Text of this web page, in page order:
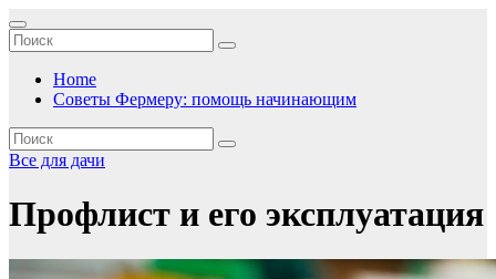
Перейти
к
содержимому
Home
Советы Фермеру: помощь начинающим
Все для дачи
Профлист и его эксплуатация